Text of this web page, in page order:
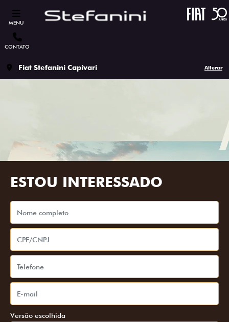
MENU
CONTATO
Fiat Stefanini Capivari Alterar
ESTOU INTERESSADO
Versão escolhida